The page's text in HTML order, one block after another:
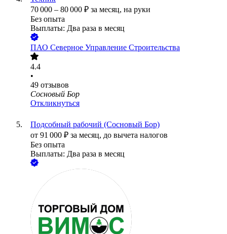
70 000 – 80 000 ₽ за месяц, на руки
Без опыта
Выплаты: Два раза в месяц
ПАО Северное Управление Строительства
4.4
•
49 отзывов
Сосновый Бор
Откликнуться
Подсобный рабочий (Сосновый Бор)
от 91 000 ₽ за месяц, до вычета налогов
Без опыта
Выплаты: Два раза в месяц